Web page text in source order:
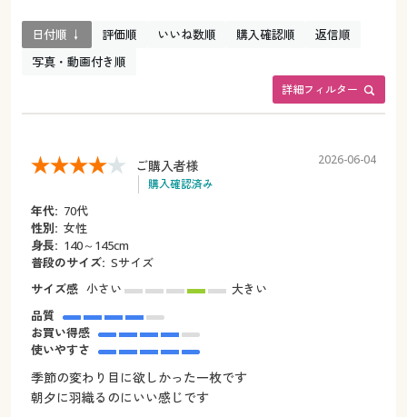
詳細フィルター
日付順 ↓ 評価順 いいね数順 購入確認順
返信順
写真・動画付き順
ご購入者様
購入確認済み
2026-06-04
年代: 70代
性別: 女性
身長: 140～145cm
普段のサイズ: Sサイズ
サイズ感 小さい
大きい
品質
お買い得感
使いやすさ
季節の変わり目に欲しかった一枚です
朝夕に羽織るのにいい感じです